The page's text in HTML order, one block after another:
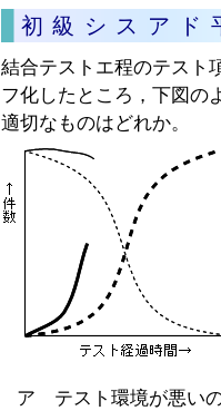
初級シスア
結合テストエ程のテスト
フ化したところ，下図の
適切なものはどれか。
ア テスト環境が悪い